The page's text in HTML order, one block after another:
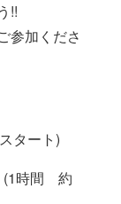
!!
参加くださ
タート)
(1時間 約